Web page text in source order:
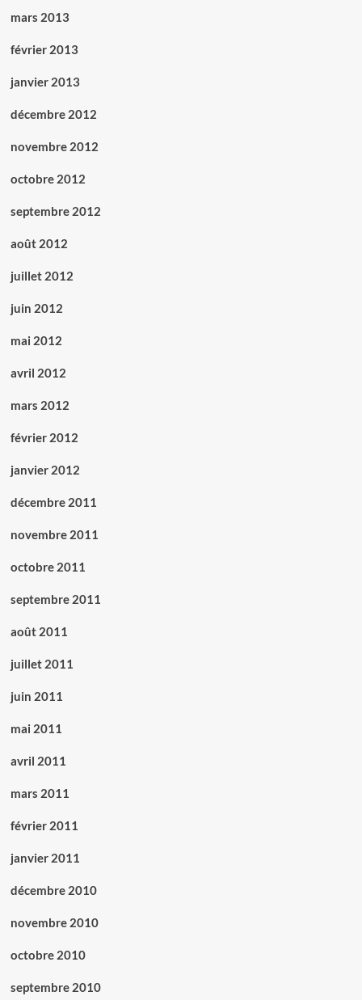
mars 2013
février 2013
janvier 2013
décembre 2012
novembre 2012
octobre 2012
septembre 2012
août 2012
juillet 2012
juin 2012
mai 2012
avril 2012
mars 2012
février 2012
janvier 2012
décembre 2011
novembre 2011
octobre 2011
septembre 2011
août 2011
juillet 2011
juin 2011
mai 2011
avril 2011
mars 2011
février 2011
janvier 2011
décembre 2010
novembre 2010
octobre 2010
septembre 2010